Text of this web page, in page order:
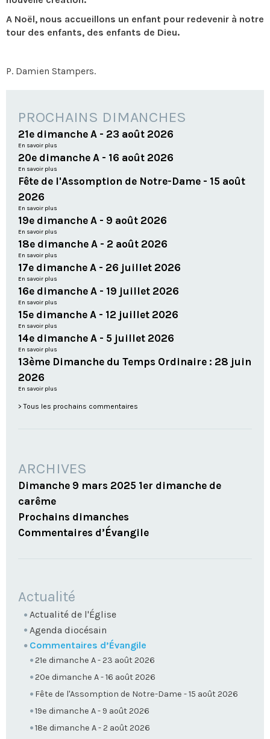
A Noël, nous accueillons un enfant pour redevenir à notre
tour des enfants, des enfants de Dieu.
P. Damien Stampers.
PROCHAINS DIMANCHES
21e dimanche A - 23 août 2026
En savoir plus
20e dimanche A - 16 août 2026
En savoir plus
Fête de l'Assomption de Notre-Dame - 15 août
2026
En savoir plus
19e dimanche A - 9 août 2026
En savoir plus
18e dimanche A - 2 août 2026
En savoir plus
17e dimanche A - 26 juillet 2026
En savoir plus
16e dimanche A - 19 juillet 2026
En savoir plus
15e dimanche A - 12 juillet 2026
En savoir plus
14e dimanche A - 5 juillet 2026
En savoir plus
13ème Dimanche du Temps Ordinaire : 28 juin
2026
En savoir plus
Tous les prochains commentaires
ARCHIVES
Dimanche 9 mars 2025 1er dimanche de
carême
Prochains dimanches
Commentaires d’Évangile
NAVIGATION
Actualité
Actualité de l'Église
Agenda diocésain
Commentaires d’Évangile
21e dimanche A - 23 août 2026
20e dimanche A - 16 août 2026
Fête de l'Assomption de Notre-Dame - 15 août 2026
19e dimanche A - 9 août 2026
18e dimanche A - 2 août 2026